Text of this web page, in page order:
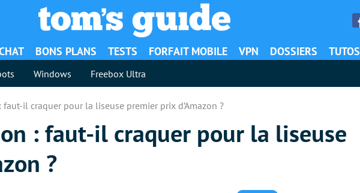
BONS PLANS TESTS FORFAIT MOBILE VPN DOSSIERS TUTOS
Windows Freebox Ultra
il craquer pour la liseuse premier prix d’Amazon ?
: faut-il craquer pour la liseuse
?